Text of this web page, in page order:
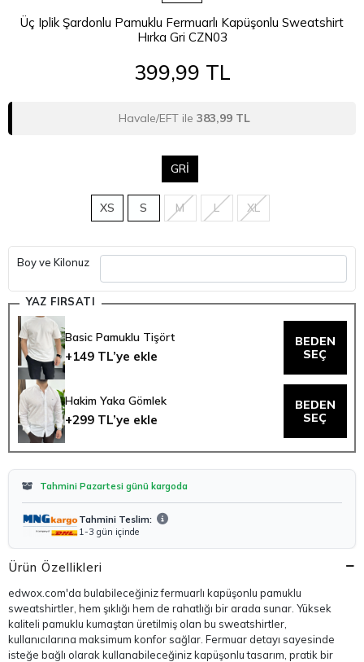
Üç Iplik Şardonlu Pamuklu Fermuarlı Kapüşonlu Sweatshirt
Hırka Gri CZN03
399,99 TL
Havale/EFT ile 383,99 TL
GRİ
XS S M L XL
Boy ve Kilonuz
YAZ FIRSATI
Basic Pamuklu Tişört
+149 TL’ye ekle
BEDEN
SEÇ
Hakim Yaka Gömlek
+299 TL’ye ekle
BEDEN
SEÇ
Tahmini Pazartesi günü kargoda
Tahmini Teslim:
1-3 gün içinde
Ürün Özellikleri
edwox.com'da bulabileceğiniz fermuarlı kapüşonlu pamuklu
sweatshirtler, hem şıklığı hem de rahatlığı bir arada sunar. Yüksek
kaliteli pamuklu kumaştan üretilmiş olan bu sweatshirtler,
kullanıcılarına maksimum konfor sağlar. Fermuar detayı sayesinde
isteğe bağlı olarak kullanabileceğiniz kapüşonlu tasarım, pratik bir